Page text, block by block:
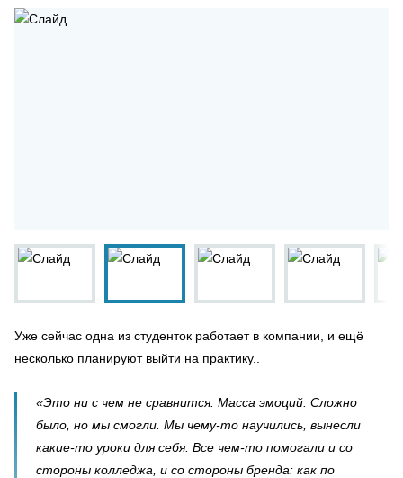
Уже сейчас одна из студенток работает в компании, и ещё
несколько планируют выйти на практику..
«Это ни с чем не сравнится. Масса эмоций. Сложно
было, но мы смогли. Мы чему-то научились, вынесли
какие-то уроки для себя. Все чем-то помогали и со
стороны колледжа, и со стороны бренда: как по